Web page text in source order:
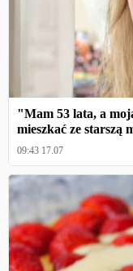
"Mam 53 lata, a
mieszkać ze starszą
09:43 17.07